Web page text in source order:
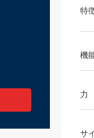
特
機
力
サ